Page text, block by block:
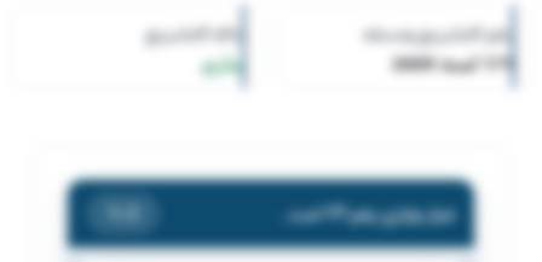
رقم التشريع وسنته
171 لسنة 2009
حالة التشريع
ساري